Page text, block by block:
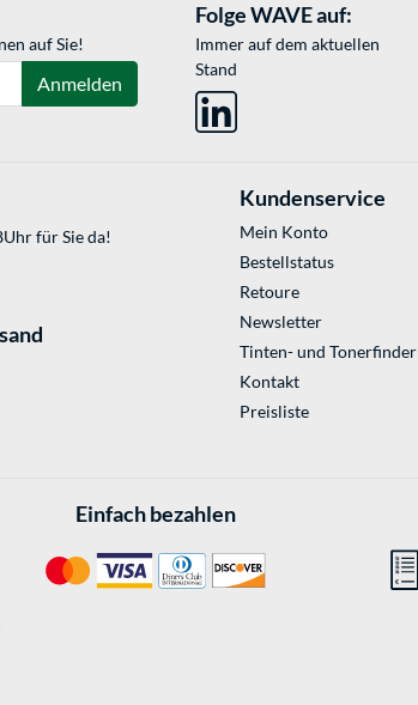
auf Sie!
Anmelden
Folge WAVE auf:
Immer auf dem aktuellen
Stand
für Sie da!
Kundenservice
Mein Konto
Bestellstatus
Retoure
Newsletter
Tinten- und Tonerfinder
Kontakt
Preisliste
Einfach bezahlen